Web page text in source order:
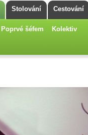
Stolování Cestování
Poprvé šéfem Kolektiv